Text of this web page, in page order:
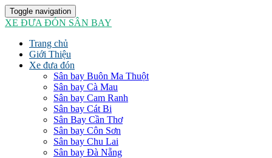
Toggle navigation
XE ĐƯA ĐÓN SÂN BAY
Trang chủ
Giới Thiệu
Xe đưa đón
Sân bay Buôn Ma Thuột
Sân bay Cà Mau
Sân bay Cam Ranh
Sân bay Cát Bi
Sân Bay Cần Thơ
Sân bay Côn Sơn
Sân bay Chu Lai
Sân bay Đà Nẵng